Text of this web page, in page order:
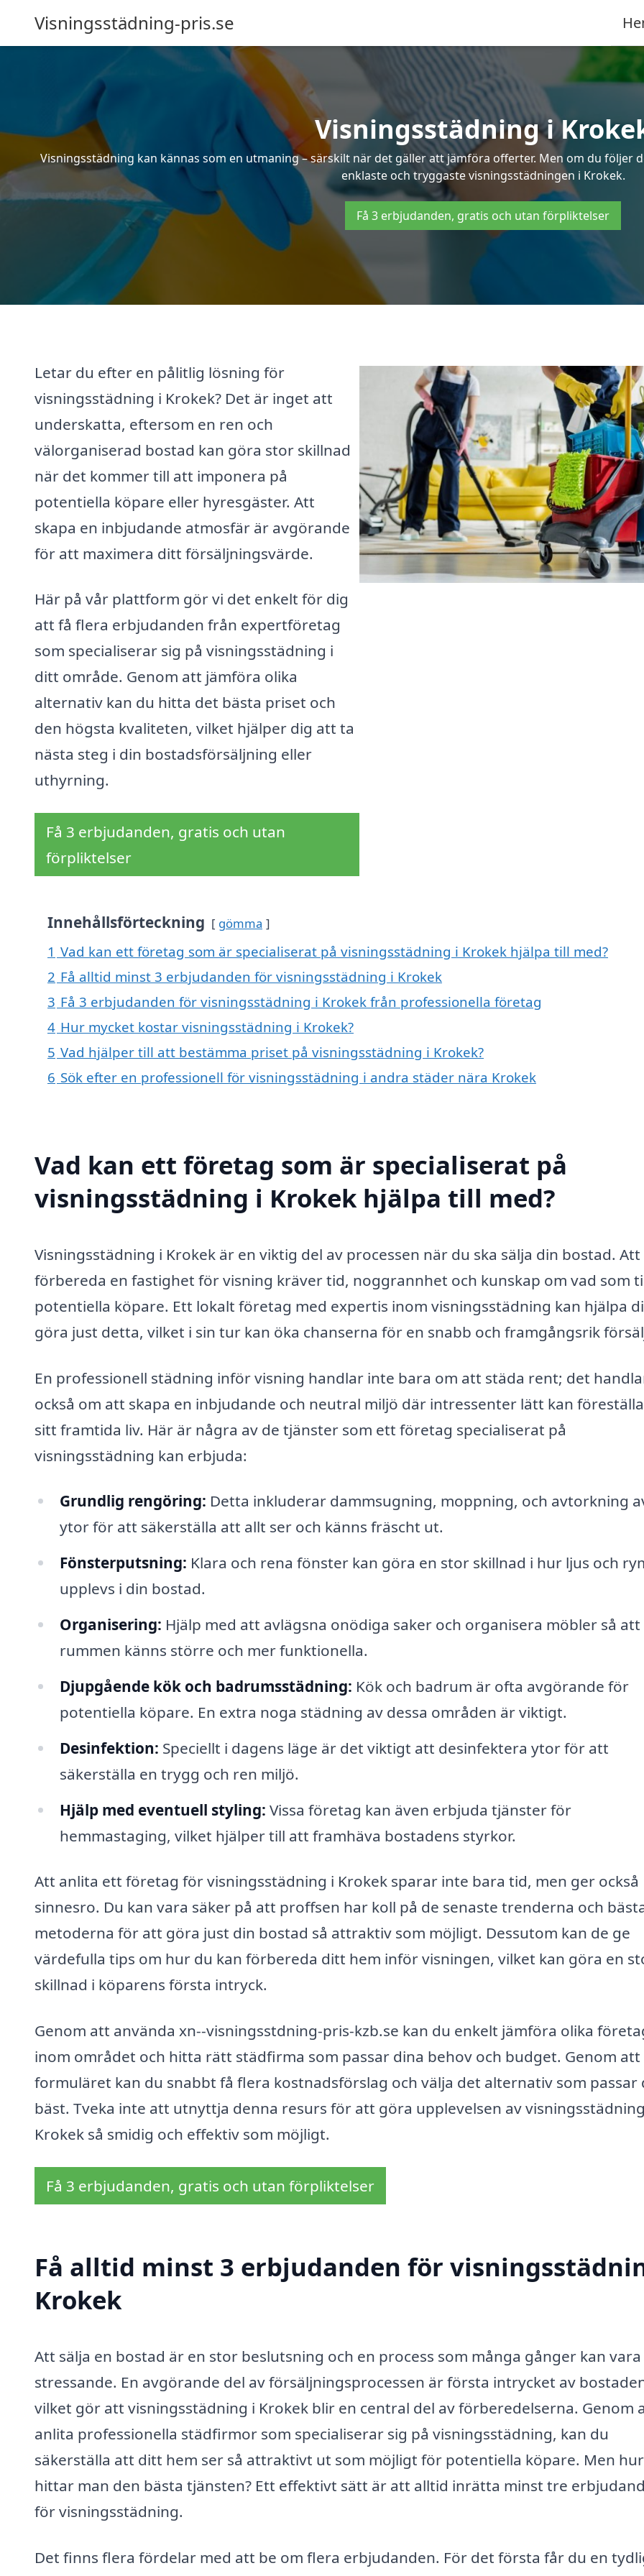
Visningsstädning-pris.se
Visningsstädning i
Visningsstädning kan kännas som en utmaning – särskilt när det gäller att jämföra offerter. Men om du följer
enklaste och tryggaste visningsstädningen i Krokek.
Få 3 erbjudanden, gratis och utan förpliktelser
Letar du efter en pålitlig lösning för
visningsstädning i Krokek? Det är inget att
underskatta, eftersom en ren och
välorganiserad bostad kan göra stor skillnad
när det kommer till att imponera på
potentiella köpare eller hyresgäster. Att
skapa en inbjudande atmosfär är avgörande
för att maximera ditt försäljningsvärde.
Här på vår plattform gör vi det enkelt för dig
att få flera erbjudanden från expertföretag
som specialiserar sig på visningsstädning i
ditt område. Genom att jämföra olika
alternativ kan du hitta det bästa priset och
den högsta kvaliteten, vilket hjälper dig att ta
nästa steg i din bostadsförsäljning eller
uthyrning.
Få 3 erbjudanden, gratis och utan
förpliktelser
Innehållsförteckning gömma
1 Vad kan ett företag som är specialiserat på visningsstädning i Krokek hjälpa till med?
2 Få alltid minst 3 erbjudanden för visningsstädning i Krokek
3 Få 3 erbjudanden för visningsstädning i Krokek från professionella företag
4 Hur mycket kostar visningsstädning i Krokek?
5 Vad hjälper till att bestämma priset på visningsstädning i Krokek?
6 Sök efter en professionell för visningsstädning i andra städer nära Krokek
Vad kan ett företag som är specialiserat på
visningsstädning i Krokek hjälpa till med?
Visningsstädning i Krokek är en viktig del av processen när du ska sälja din bostad. Att
förbereda en fastighet för visning kräver tid, noggrannhet och kunskap om vad som
potentiella köpare. Ett lokalt företag med expertis inom visningsstädning kan hjälpa
göra just detta, vilket i sin tur kan öka chanserna för en snabb och framgångsrik
En professionell städning inför visning handlar inte bara om att städa rent; det
också om att skapa en inbjudande och neutral miljö där intressenter lätt kan
sitt framtida liv. Här är några av de tjänster som ett företag specialiserat på
visningsstädning kan erbjuda:
Grundlig rengöring: Detta inkluderar dammsugning, moppning, och avtorkning
ytor för att säkerställa att allt ser och känns fräscht ut.
Fönsterputsning: Klara och rena fönster kan göra en stor skillnad i hur ljus och
upplevs i din bostad.
Organisering: Hjälp med att avlägsna onödiga saker och organisera möbler så att
rummen känns större och mer funktionella.
Djupgående kök och badrumsstädning: Kök och badrum är ofta avgörande för
potentiella köpare. En extra noga städning av dessa områden är viktigt.
Desinfektion: Speciellt i dagens läge är det viktigt att desinfektera ytor för att
säkerställa en trygg och ren miljö.
Hjälp med eventuell styling: Vissa företag kan även erbjuda tjänster för
hemmastaging, vilket hjälper till att framhäva bostadens styrkor.
Att anlita ett företag för visningsstädning i Krokek sparar inte bara tid, men ger också
sinnesro. Du kan vara säker på att proffsen har koll på de senaste trenderna och
metoderna för att göra just din bostad så attraktiv som möjligt. Dessutom kan de ge
värdefulla tips om hur du kan förbereda ditt hem inför visningen, vilket kan göra en
skillnad i köparens första intryck.
Genom att använda xn--visningsstdning-pris-kzb.se kan du enkelt jämföra olika
inom området och hitta rätt städfirma som passar dina behov och budget. Genom att
formuläret kan du snabbt få flera kostnadsförslag och välja det alternativ som passar
bäst. Tveka inte att utnyttja denna resurs för att göra upplevelsen av
Krokek så smidig och effektiv som möjligt.
Få 3 erbjudanden, gratis och utan förpliktelser
Få alltid minst 3 erbjudanden för
Krokek
Att sälja en bostad är en stor beslutsning och en process som många gånger kan vara
stressande. En avgörande del av försäljningsprocessen är första intrycket av
vilket gör att visningsstädning i Krokek blir en central del av förberedelserna. Genom
anlita professionella städfirmor som specialiserar sig på visningsstädning, kan du
säkerställa att ditt hem ser så attraktivt ut som möjligt för potentiella köpare. Men hur
hittar man den bästa tjänsten? Ett effektivt sätt är att alltid inrätta minst tre
för visningsstädning.
Det finns flera fördelar med att be om flera erbjudanden. För det första får du en